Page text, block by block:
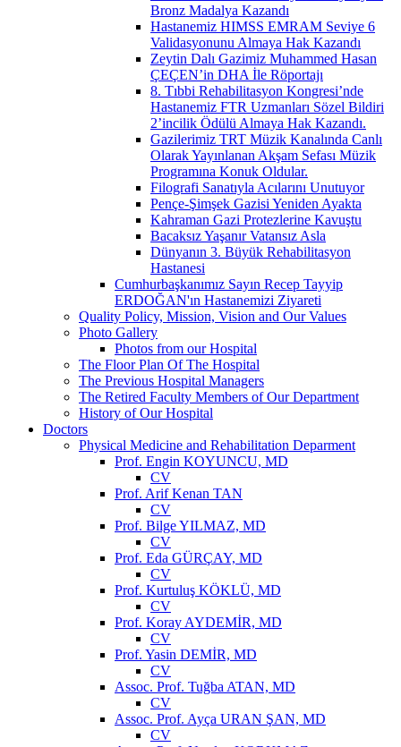
Bronz Madalya Kazandı
Hastanemiz HIMSS EMRAM Seviye 6
Validasyonunu Almaya Hak Kazandı
Zeytin Dalı Gazimiz Muhammed Hasan
ÇEÇEN’in DHA İle Röportajı
8. Tıbbi Rehabilitasyon Kongresi’nde
Hastanemiz FTR Uzmanları Sözel Bildiri
2’incilik Ödülü Almaya Hak Kazandı.
Gazilerimiz TRT Müzik Kanalında Canlı
Olarak Yayınlanan Akşam Sefası Müzik
Programına Konuk Oldular.
Filografi Sanatıyla Acılarını Unutuyor
Pençe-Şimşek Gazisi Yeniden Ayakta
Kahraman Gazi Protezlerine Kavuştu
Bacaksız Yaşanır Vatansız Asla
Dünyanın 3. Büyük Rehabilitasyon
Hastanesi
Cumhurbaşkanımız Sayın Recep Tayyip
ERDOĞAN'ın Hastanemizi Ziyareti
Quality Policy, Mission, Vision and Our Values
Photo Gallery
Photos from our Hospital
The Floor Plan Of The Hospital
The Previous Hospital Managers
The Retired Faculty Members of Our Department
History of Our Hospital
Doctors
Physical Medicine and Rehabilitation Deparment
Prof. Engin KOYUNCU, MD
CV
Prof. Arif Kenan TAN
CV
Prof. Bilge YILMAZ, MD
CV
Prof. Eda GÜRÇAY, MD
CV
Prof. Kurtuluş KÖKLÜ, MD
CV
Prof. Koray AYDEMİR, MD
CV
Prof. Yasin DEMİR, MD
CV
Assoc. Prof. Tuğba ATAN, MD
CV
Assoc. Prof. Ayça URAN ŞAN, MD
CV